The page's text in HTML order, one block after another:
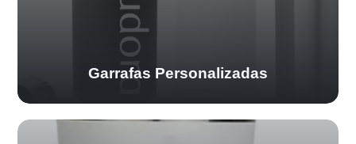
Garrafas Personalizadas